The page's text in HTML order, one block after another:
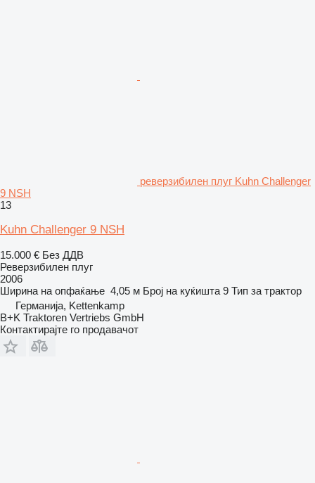
реверзибилен плуг Kuhn Challenger
9 NSH
13
Kuhn Challenger 9 NSH
15.000 € Без ДДВ
Реверзибилен плуг
2006
Ширина на опфаќање 4,05 м Број на куќишта 9 Тип за трактор
Германија, Kettenkamp
B+K Traktoren Vertriebs GmbH
Контактирајте го продавачот